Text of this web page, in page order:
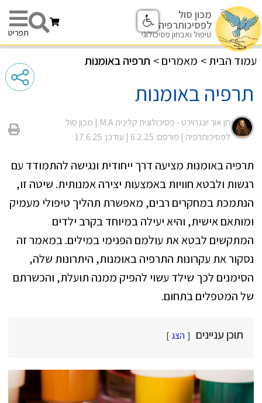
מכון סול
לפסיכותרפיה
טיפול ואבחון פסיכולוגי תפריט
תרפיה באומנות > מאמרים > עמוד הבית
תרפיה באומנות
חן אור יונגרוירט - פסיכולוגית קלינית M.A |
מכון סול
לפסיכותרפיה | פורסם: 6.2.25 | עודכן: 17.6.25
תרפיה באומנות מציעה דרך ייחודית ונגישה להתמודד עם
רגשות ולבטא חוויות באמצעות יצירה אמנותית. שיטה זו,
הנתמכת במחקרים רבים, מאפשרת תהליך טיפולי מעמיק
ומותאם אישית, והיא יעילה במיוחד בקרב ילדים
המתקשים לבטא את עולמם הפנימי במילים. במאמר זה
נסקור את עקרונות התרפיה באומנות, היתרונות שלה,
הסימנים לכך שילד עשוי להפיק ממנה תועלת, והכשרתם
של המטפלים בתחום.
תוכן עניינים הצג